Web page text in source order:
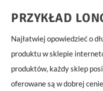
PRZYKŁAD
Najłatwiej opowiedzieć o
produktu w sklepie
produktów, każdy sklep
oferowane są w dobrej